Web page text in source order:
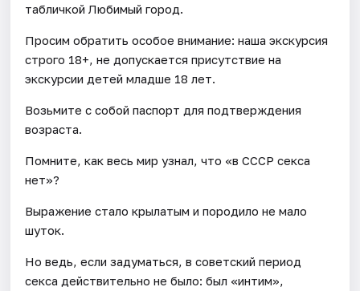
табличкой Любимый город.
Просим обратить особое внимание: наша экскурсия
строго 18+, не допускается присутствие на
экскурсии детей младше 18 лет.
Возьмите с собой паспорт для подтверждения
возраста.
Помните, как весь мир узнал, что «в СССР секса
нет»?
Выражение стало крылатым и породило не мало
шуток.
Но ведь, если задуматься, в советский период
секса действительно не было: был «интим»,